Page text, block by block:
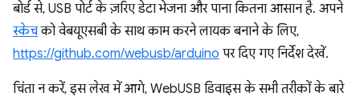
बोर्ड से, USB पोर्ट के ज़रिए डेटा भेजना और पाना कितना आसान है. अपने
स्केचको वेबयूएसबी के साथ काम करने लायक बनाने के लिए,
https://github.com/webusb/arduino पर दिए गए निर्देश देखें.
चिंता न करें, इस लेख में आगे, WebUSB डिवाइस के सभी तरीकों के बारे